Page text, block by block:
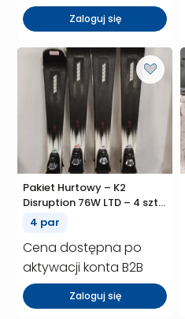
Zaloguj się
Pakiet Hurtowy – K2
Disruption 76W LTD – 4 szt.
(P01689)
4 par
Cena dostępna po
aktywacji konta B2B
Zaloguj się